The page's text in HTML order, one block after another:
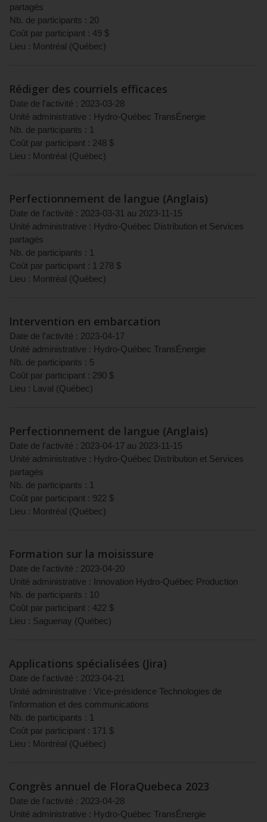
partagés
Nb. de participants : 20
Coût par participant : 49 $
Lieu : Montréal (Québec)
Rédiger des courriels efficaces
Date de l'activité : 2023-03-28
Unité administrative : Hydro-Québec TransÉnergie
Nb. de participants : 1
Coût par participant : 248 $
Lieu : Montréal (Québec)
Perfectionnement de langue (Anglais)
Date de l'activité : 2023-03-31 au 2023-11-15
Unité administrative : Hydro-Québec Distribution et Services
partagés
Nb. de participants : 1
Coût par participant : 1 278 $
Lieu : Montréal (Québec)
Intervention en embarcation
Date de l'activité : 2023-04-17
Unité administrative : Hydro-Québec TransÉnergie
Nb. de participants : 5
Coût par participant : 290 $
Lieu : Laval (Québec)
Perfectionnement de langue (Anglais)
Date de l'activité : 2023-04-17 au 2023-11-15
Unité administrative : Hydro-Québec Distribution et Services
partagés
Nb. de participants : 1
Coût par participant : 922 $
Lieu : Montréal (Québec)
Formation sur la moisissure
Date de l'activité : 2023-04-20
Unité administrative :
Innovation Hydro-Québec Production
Nb. de participants : 10
Coût par participant : 422 $
Lieu : Saguenay (Québec)
Applications spécialisées (Jira)
Date de l'activité : 2023-04-21
Unité administrative : Vice-présidence Technologies de
l'information et des communications
Nb. de participants : 1
Coût par participant : 171 $
Lieu : Montréal (Québec)
Congrès annuel de FloraQuebeca 2023
Date de l'activité : 2023-04-28
Unité administrative : Hydro-Québec TransÉnergie